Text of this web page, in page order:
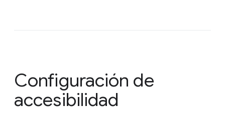
Configuración de
accesibilidad